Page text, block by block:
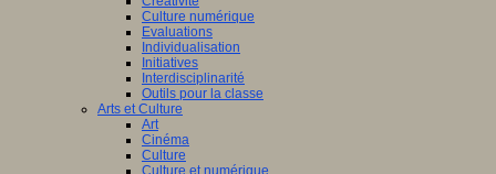
Culture numérique
Evaluations
Individualisation
Initiatives
Interdisciplinarité
Outils pour la classe
Arts et Culture
Art
Cinéma
Culture
Culture et numérique